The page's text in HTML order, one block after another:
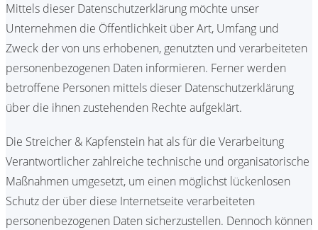
Mittels dieser Datenschutzerklärung möchte unser
Unternehmen die Öffentlichkeit über Art, Umfang und
Zweck der von uns erhobenen, genutzten und verarbeiteten
personenbezogenen Daten informieren. Ferner werden
betroffene Personen mittels dieser Datenschutzerklärung
über die ihnen zustehenden Rechte aufgeklärt.
Die Streicher & Kapfenstein hat als für die Verarbeitung
Verantwortlicher zahlreiche technische und organisatorische
Maßnahmen umgesetzt, um einen möglichst lückenlosen
Schutz der über diese Internetseite verarbeiteten
personenbezogenen Daten sicherzustellen. Dennoch können